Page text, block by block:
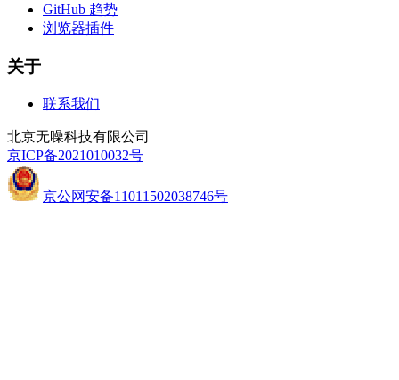
GitHub 趋势
浏览器插件
关于
联系我们
北京无噪科技有限公司
京ICP备2021010032号
京公网安备11011502038746号